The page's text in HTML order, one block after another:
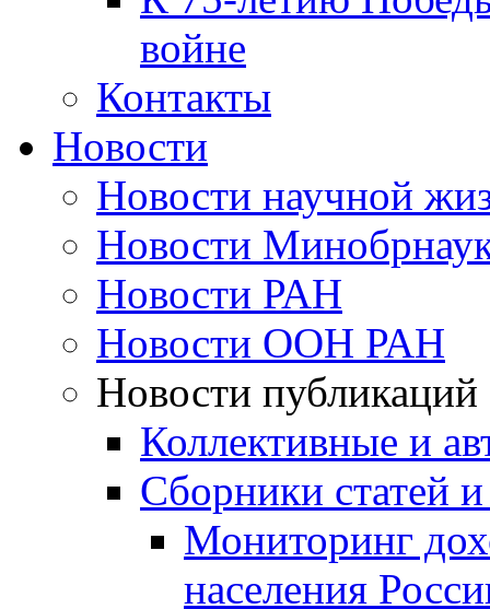
войне
Контакты
Новости
Новости научной
Новости
Новости РАН
Новости ООН РАН
Новости публикаций
Коллективные и
Сборники статей
Мониторинг
населения